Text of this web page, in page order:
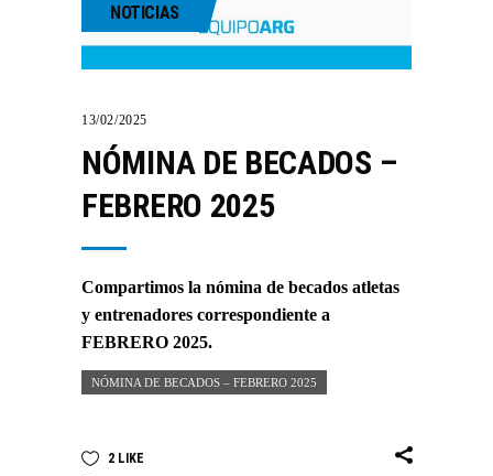
NOTICIAS
13/02/2025
NÓMINA DE BECADOS –
FEBRERO 2025
Compartimos la nómina de becados atletas
y entrenadores correspondiente a
FEBRERO 2025.
NÓMINA DE BECADOS – FEBRERO 2025
2 LIKE